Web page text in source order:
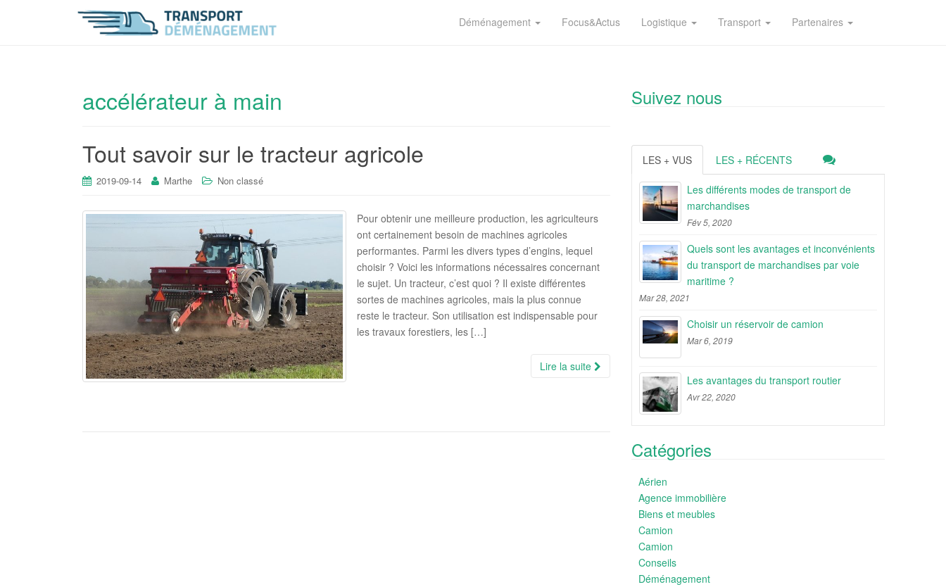
Déménagement Focus&Actus Logistique Transport Partenaires
accélérateur à main
Tout savoir sur le tracteur agricole
2019-09-14 Marthe Non classé
Pour obtenir une meilleure production, les agriculteurs
ont certainement besoin de machines agricoles
performantes. Parmi les divers types d’engins, lequel
choisir ? Voici les informations nécessaires concernant
le sujet. Un tracteur, c’est quoi ? Il existe différentes
sortes de machines agricoles, mais la plus connue
reste le tracteur. Son utilisation est indispensable pour
les travaux forestiers, les […]
Lire la suite
Suivez nous
LES + VUS LES + RÉCENTS
Les différents modes de transport de
marchandises
Fév 5, 2020
Quels sont les avantages et inconvénients
du transport de marchandises par voie
maritime ?
Mar 28, 2021
Choisir un réservoir de camion
Mar 6, 2019
Les avantages du transport routier
Avr 22, 2020
Catégories
Aérien
Agence immobilière
Biens et meubles
Camion
Camion
Conseils
Déménagement